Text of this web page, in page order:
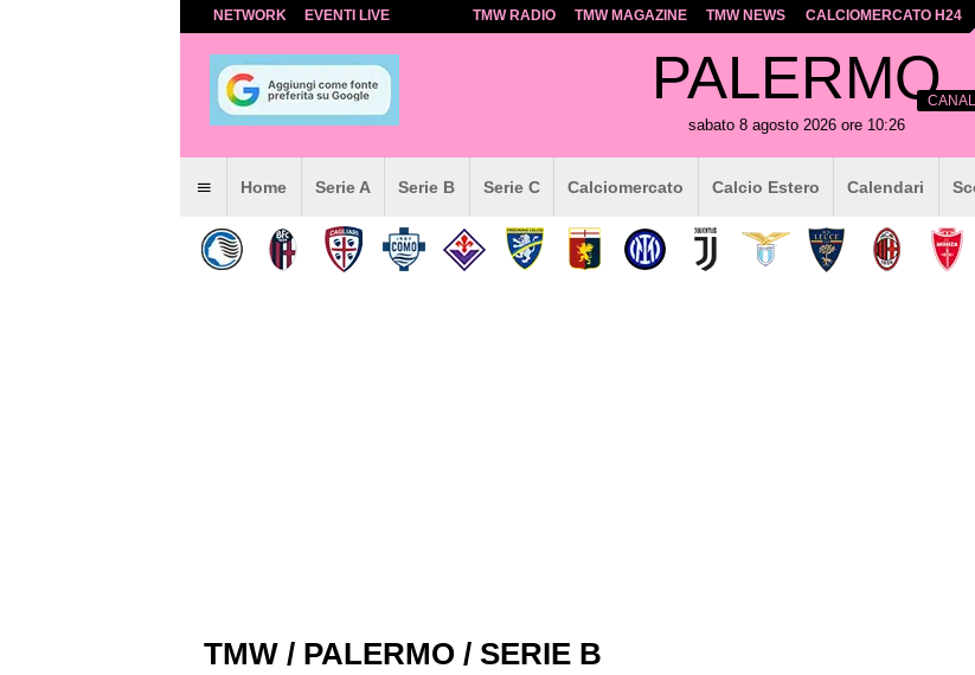
NETWORK EVENTI LIVE TMW RADIO TMW MAGAZINE TMW NEWS CALCIOMERCATO H24
PALERMO
sabato 8 agosto 2026 ore 10:26
Home Serie A Serie B Serie C Calciomercato Calcio Estero Calendari
TMW / PALERMO / SERIE B